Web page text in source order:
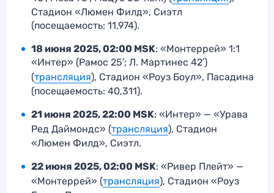
Стадион «Люмен Филд», Сиэтл
(посещаемость: 11,974).
18 июня 2025, 02:00 MSK: «Монтеррей» 1:1
«Интер» (Рамос 25′; Л. Мартинес 42′)
(трансляция), Стадион «Роуз Боул», Пасадина
(посещаемость: 40,311).
21 июня 2025, 22:00 MSK: «Интер» — «Урава
Ред Даймондс» (трансляция), Стадион
«Люмен Филд», Сиэтл.
22 июня 2025, 02:00 MSK: «Ривер Плейт» —
«Монтеррей» (трансляция), Стадион «Роуз